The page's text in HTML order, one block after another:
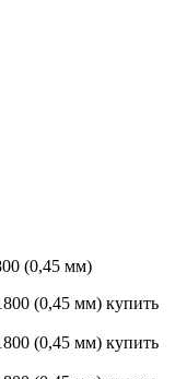
(0,45 мм)